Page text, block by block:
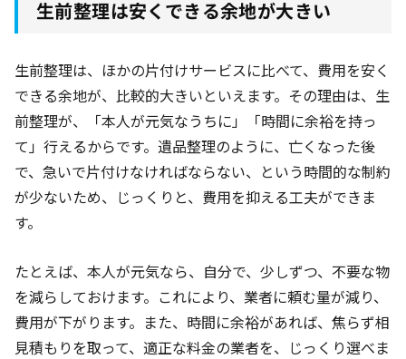
生前整理は安くできる余地が大きい
生前整理は、ほかの片付けサービスに比べて、費用を安く
できる余地が、比較的大きいといえます。その理由は、生
前整理が、「本人が元気なうちに」「時間に余裕を持っ
て」行えるからです。遺品整理のように、亡くなった後
で、急いで片付けなければならない、という時間的な制約
が少ないため、じっくりと、費用を抑える工夫ができま
す。
たとえば、本人が元気なら、自分で、少しずつ、不要な物
を減らしておけます。これにより、業者に頼む量が減り、
費用が下がります。また、時間に余裕があれば、焦らず相
見積もりを取って、適正な料金の業者を、じっくり選べま